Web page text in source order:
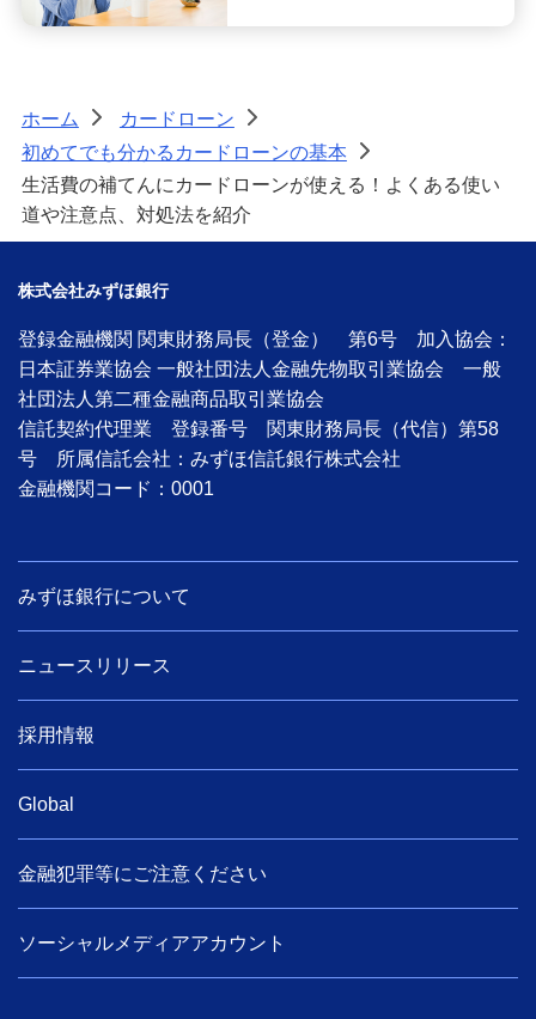
ホーム > カードローン
>
初めてでも分かるカードローンの基本
>
生活費の補てんにカードローンが使える！よくある使い
道や注意点、対処法を紹介
株式会社みずほ銀行
登録金融機関 関東財務局長（登金） 第6号 加入協会：
日本証券業協会 一般社団法人金融先物取引業協会 一般
社団法人第二種金融商品取引業協会
信託契約代理業 登録番号 関東財務局長（代信）第58
号 所属信託会社：みずほ信託銀行株式会社
金融機関コード：0001
みずほ銀行について
ニュースリリース
採用情報
Global
金融犯罪等にご注意ください
ソーシャルメディアアカウント